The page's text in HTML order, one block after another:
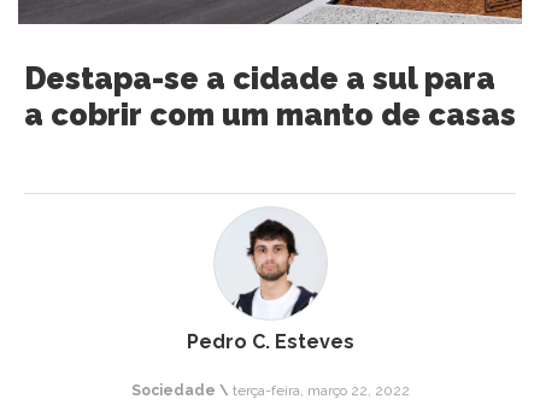
Destapa-se a cidade a sul para
a cobrir com um manto de casas
Pedro C. Esteves
Sociedade \ terça-feira, março 22, 2022